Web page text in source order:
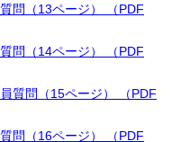
問（13ページ） （PDF
問（14ページ） （PDF
質問（15ページ） （PDF
問（16ページ） （PDF